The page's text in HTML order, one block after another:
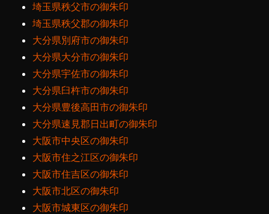
埼玉県秩父市の御朱印
埼玉県秩父郡の御朱印
大分県別府市の御朱印
大分県大分市の御朱印
大分県宇佐市の御朱印
大分県臼杵市の御朱印
大分県豊後高田市の御朱印
大分県速見郡日出町の御朱印
大阪市中央区の御朱印
大阪市住之江区の御朱印
大阪市住吉区の御朱印
大阪市北区の御朱印
大阪市城東区の御朱印